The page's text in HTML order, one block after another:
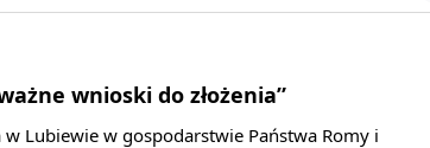
wnioski do złożenia”
Lubiewie w gospodarstwie Państwa Romy i